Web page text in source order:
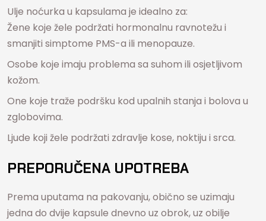
Ulje noćurka u kapsulama je idealno za:
Žene koje žele podržati hormonalnu ravnotežu i
smanjiti simptome PMS-a ili menopauze.
Osobe koje imaju problema sa suhom ili osjetljivom
kožom.
One koje traže podršku kod upalnih stanja i bolova u
zglobovima.
Ljude koji žele podržati zdravlje kose, noktiju i srca.
PREPORUČENA UPOTREBA
Prema uputama na pakovanju, obično se uzimaju
jedna do dvije kapsule dnevno uz obrok, uz obilje